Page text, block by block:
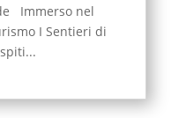
Immerso nel
I Sentieri di